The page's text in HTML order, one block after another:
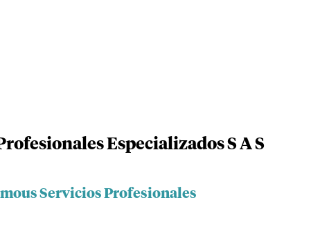
Especializados S A S
Servicios Profesionales